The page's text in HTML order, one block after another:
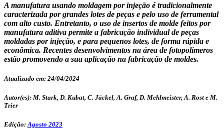
A manufatura usando moldagem por injeção é tradicionalmente
caracterizada por grandes lotes de peças e pelo uso de ferramental
com alto custo. Entretanto, o uso de insertos de molde feitos por
manufatura aditiva permite a fabricação individual de peças
moldadas por injeção, e para pequenos lotes, de forma rápida e
econômica. Recentes desenvolvimentos na área de fotopolímeros
estão promovendo a sua aplicação na fabricação de moldes.
Atualizado em: 24/04/2024
Autor(es): M. Stark, D. Kubat, C. Jäckel, A. Graf, D. Mehlmeister, A. Rost e M.
Trier
Edição:Agosto 2023